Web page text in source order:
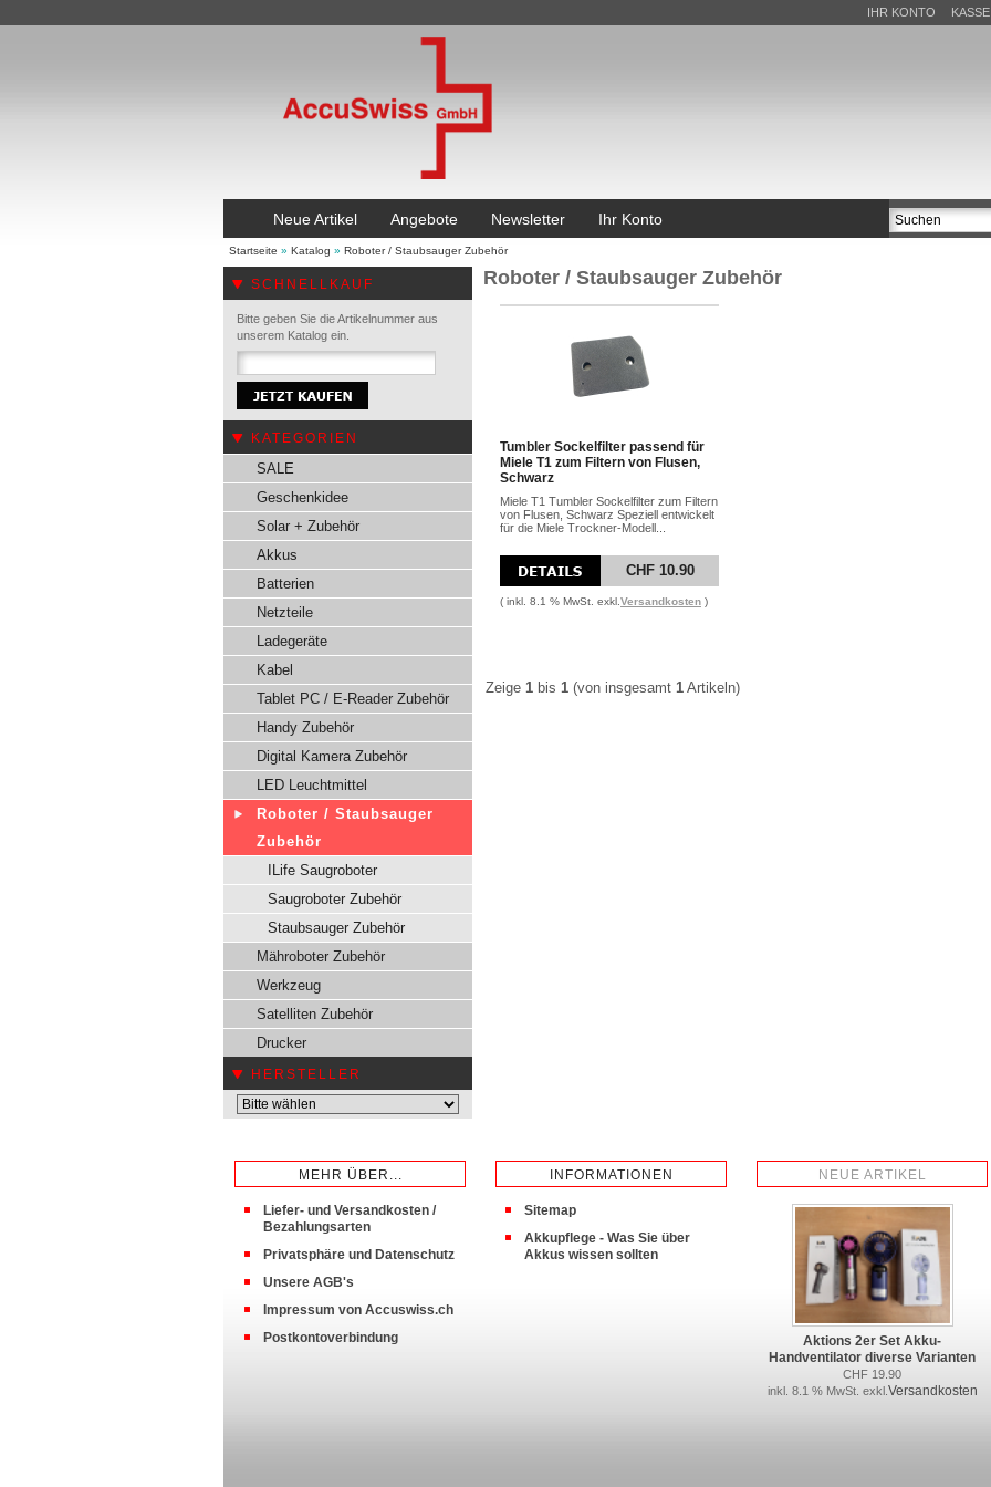
IHR KONTO KASSE
Neue Artikel Angebote Newsletter Ihr Konto
Startseite » Katalog » Roboter / Staubsauger Zubehör
SCHNELLKAUF
Bitte geben Sie die Artikelnummer aus
unserem Katalog ein.
KATEGORIEN
SALE
Geschenkidee
Solar + Zubehör
Akkus
Batterien
Netzteile
Ladegeräte
Kabel
Tablet PC / E-Reader Zubehör
Handy Zubehör
Digital Kamera Zubehör
LED Leuchtmittel
Roboter / Staubsauger
Zubehör
ILife Saugroboter
Saugroboter Zubehör
Staubsauger Zubehör
Mähroboter Zubehör
Werkzeug
Satelliten Zubehör
Drucker
HERSTELLER
Roboter / Staubsauger Zubehör
Tumbler Sockelfilter passend für
Miele T1 zum Filtern von Flusen,
Schwarz
Miele T1 Tumbler Sockelfilter zum Filtern
von Flusen, Schwarz Speziell entwickelt
für die Miele Trockner-Modell...
CHF 10.90
( inkl. 8.1 % MwSt. exkl. Versandkosten )
Zeige 1 bis 1 (von insgesamt 1 Artikeln)
MEHR ÜBER...
Liefer- und Versandkosten /
Bezahlungsarten
Privatsphäre und Datenschutz
Unsere AGB's
Impressum von Accuswiss.ch
Postkontoverbindung
INFORMATIONEN
Sitemap
Akkupflege - Was Sie über
Akkus wissen sollten
NEUE ARTIKEL
Aktions 2er Set Akku-
Handventilator diverse Varianten
CHF 19.90
inkl. 8.1 % MwSt. exkl. Versandkosten